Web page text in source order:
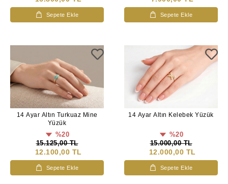
Sepete Ekle Sepete Ekle
14 Ayar Altın Turkuaz Mine
Yüzük
%20
15.125,00 TL
12.100,00 TL
Sepete Ekle
14 Ayar Altın Kelebek Yüzük
%20
15.000,00 TL
12.000,00 TL
Sepete Ekle